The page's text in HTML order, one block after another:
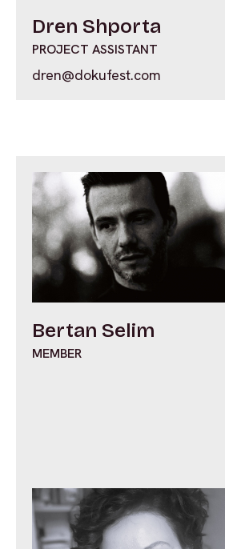
Dren Shporta
PROJECT ASSISTANT
dren@dokufest.com
Bertan Selim
MEMBER